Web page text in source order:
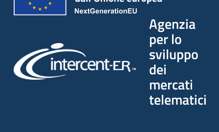
Agenzia
per lo
sviluppo
dei
mercati
telematici